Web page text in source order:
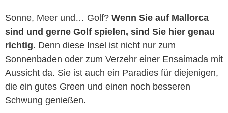
Sonne, Meer und… Golf? Wenn Sie auf Mallorca
sind und gerne Golf spielen, sind Sie hier genau
richtig. Denn diese Insel ist nicht nur zum
Sonnenbaden oder zum Verzehr einer Ensaimada mit
Aussicht da. Sie ist auch ein Paradies für diejenigen,
die ein gutes Green und einen noch besseren
Schwung genießen.